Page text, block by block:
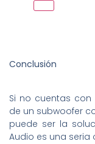
Conclusión
Si no cuentas
de un subwoofer
puede ser la
Audio es una